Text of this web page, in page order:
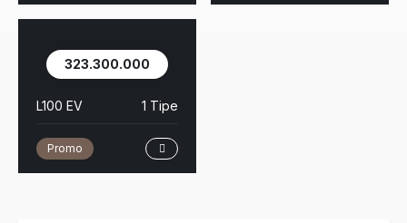
323.300.000
L100 EV 1 Tipe
Promo